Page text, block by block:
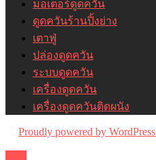
มอเตอร์ดูดควัน
ดูดควันร้านปิ้งย่าง
เตาฟู่
ปล่องดูดควัน
ระบบดูดควัน
เครื่องดูดควัน
เครื่องดูดควันติดผนัง
Proudly powered by WordPress